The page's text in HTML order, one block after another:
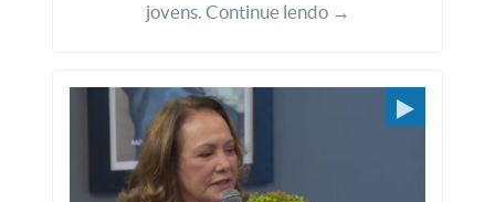
jovens. Continue lendo →